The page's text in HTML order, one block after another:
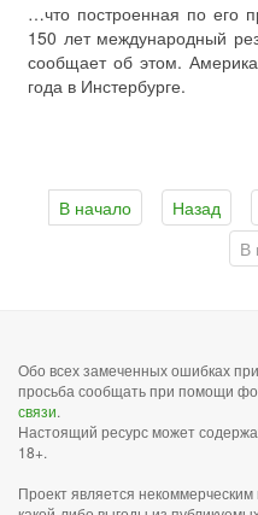
…что построенная по его
150 лет международный
сообщает об этом.
года в Инстербурге.
В начало Назад
В
Обо всех замеченных ошибках
просьба сообщать при помощи
связи.
Настоящий ресурс может
18+.
Проект является